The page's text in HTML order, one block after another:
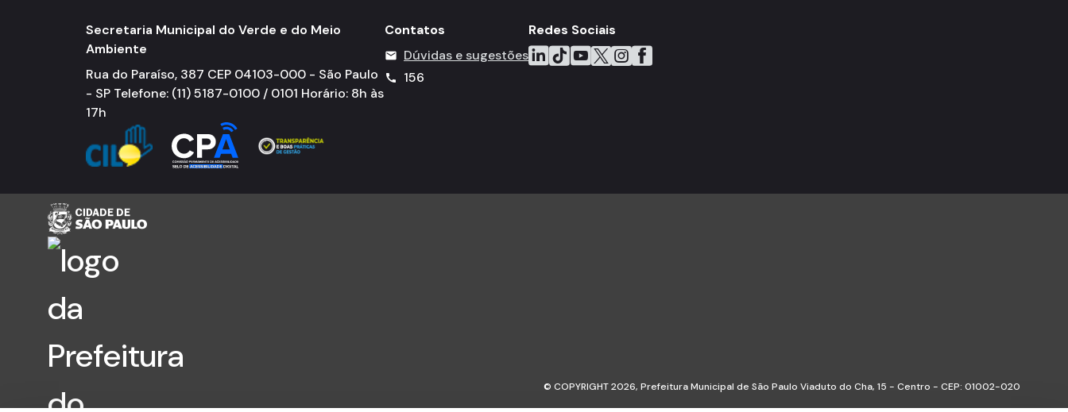
Secretaria Municipal do Verde e do Meio
Ambiente
Rua do Paraíso, 387 CEP 04103-000 - São Paulo
- SP Telefone: (11) 5187-0100 / 0101 Horário: 8h às
17h
Contatos
mail Dúvidas e sugestões
call 156
Redes Sociais
Icone do LinkedIn
Icone do TikTok
Icone do YouTube
Icone do X
Icone do Instagram
Icone do Facebook
© COPYRIGHT 2026, Prefeitura Municipal de São Paulo Viaduto do Cha, 15 - Centro - CEP: 01002-020